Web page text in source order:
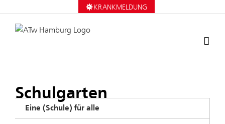
springen
KRANKMELDUNG
Schulgarten
Eine (Schule) für alle